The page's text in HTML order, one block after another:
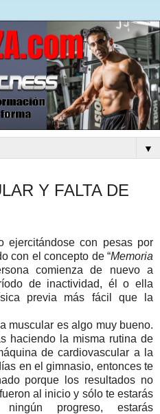
▼
Y FALTA DE
ejercitándose con pesas por
con el concepto de “Memoria
comienza de nuevo a
de inactividad, él o ella
previa más fácil que la
muscular es algo muy bueno.
haciendo la misma rutina de
de cardiovascular a la
en el gimnasio, entonces te
porque los resultados no
al inicio y sólo te estarás
progreso, estarás